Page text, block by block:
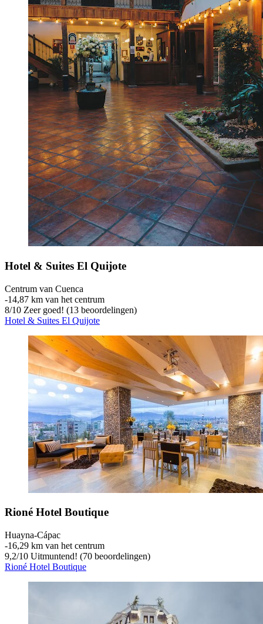
Hotel & Suites El Quijote
Centrum van Cuenca
‐14,87 km van het centrum
8/10 Zeer goed! (13 beoordelingen)
Hotel & Suites El Quijote
Rioné Hotel Boutique
Huayna-Cápac
‐16,29 km van het centrum
9,2/10 Uitmuntend! (70 beoordelingen)
Rioné Hotel Boutique